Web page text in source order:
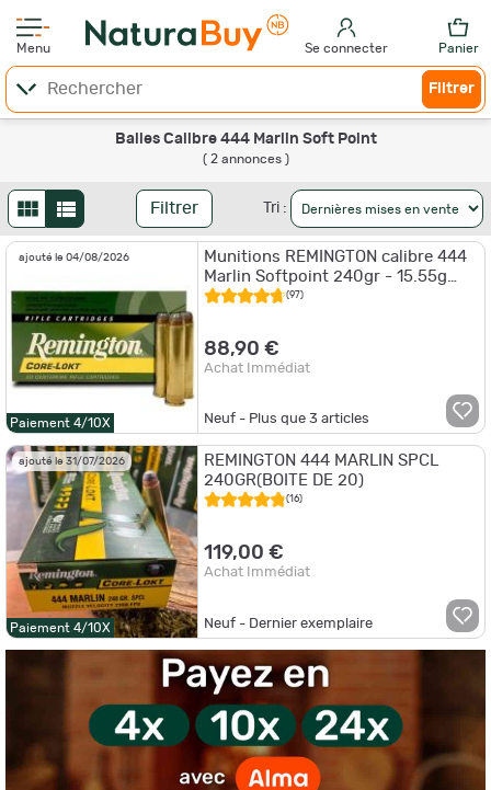
Menu Se connecter Panier
Filtrer
Balles Calibre 444 Marlin Soft Point
( 2 annonces )
Filtrer Tri :
ajouté le 04/08/2026
Paiement 4/10X
Munitions REMINGTON calibre 444
Marlin Softpoint 240gr - 15.55g
x20
(97)
88,90 €
Achat Immédiat
Neuf - Plus que3 articles
ajouté le 31/07/2026
Paiement 4/10X
REMINGTON 444 MARLIN SPCL
240GR(BOITE DE 20)
(16)
119,00 €
Achat Immédiat
Neuf - Dernier exemplaire